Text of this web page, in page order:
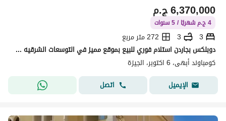
ج.م6,370,000
4 ج.م شهريًا / 5 سنوات
3
3
272 متر مربع
دوبلكس بجاردن استلام فوري للبيع بموقع مميز في التوسعات الشرقيه 6 اكتوبر داخل كمبوند ابهي جاهز للسكن امام جرين 5
كومباوند أبهى، 6 اكتوبر، الجيزة
الإيميل
اتصل